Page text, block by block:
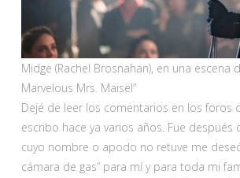
Midge (Rachel Brosnahan), en una escena
Marvelous Mrs. Maisel”
Dejé de leer los comentarios en los foros
escribo hace ya varios años. Fue después
cuyo nombre o apodo no retuve me
cámara de gas” para mí y para toda mi